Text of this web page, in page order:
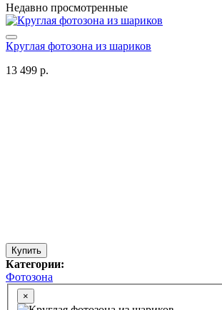
Недавно просмотренные
Круглая фотозона из шариков
13 499 р.
Купить
Категории:
Фотозона
×